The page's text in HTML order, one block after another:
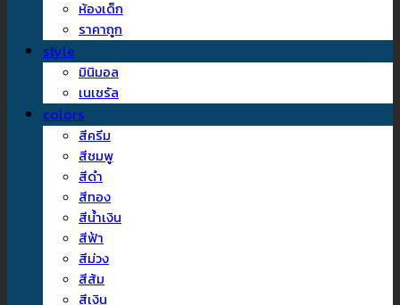
ห้องเด็ก
ราคาถูก
style
มินิมอล
เนเชรัล
colors
สีครีม
สีชมพู
สีดำ
สีทอง
สีน้ำเงิน
สีฟ้า
สีม่วง
สีส้ม
สีเงิน